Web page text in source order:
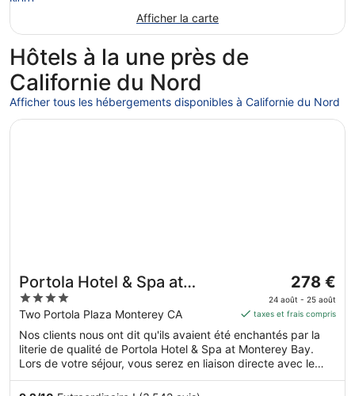
Afficher la carte
Hôtels à la une près de
Californie du Nord
Afficher tous les hébergements disponibles à Californie du Nord
Portola Hotel & Spa at
Monterey Bay
4
out
of
5
Two Portola Plaza Monterey CA
Le
prix
est
de 278 €
par
nuit
278 €
24 août - 25 août
taxes et frais compris
Nos clients nous ont dit qu'ils avaient été enchantés par la
literie de qualité de Portola Hotel & Spa at Monterey Bay.
Lors de votre séjour, vous serez en liaison directe avec le
centre des congrès et à seulement quelques minutes de
marche de Baie de Monterey. Vous pourrez profiter de
S’ouvre dans une nouvelle fenêtre
Portola Hotel & Spa at Monterey Bay